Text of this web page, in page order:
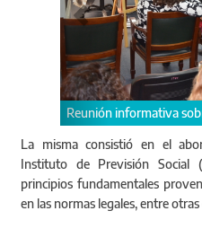
Reunión informativa
La misma consistió en el
Instituto de Previsión Social
principios fundamentales
en las normas legales, entre